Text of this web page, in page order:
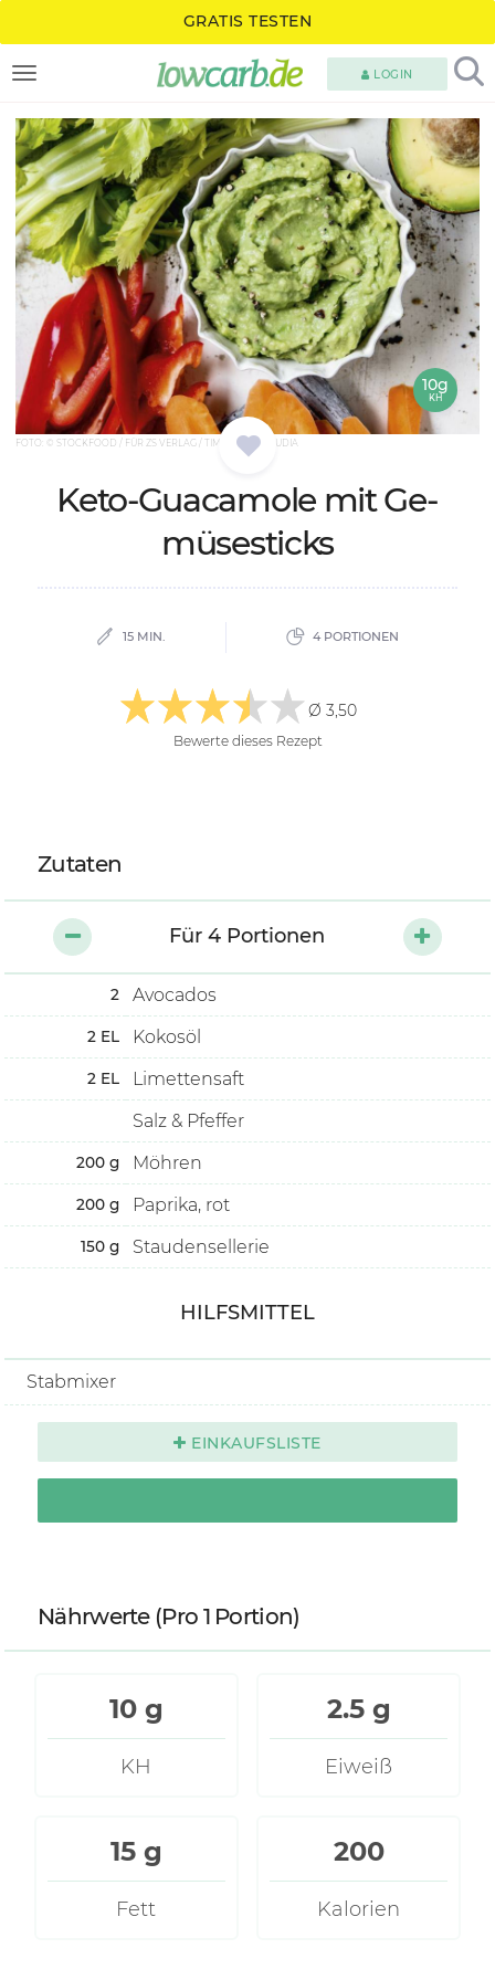
GRATIS TESTEN
TOGGLE NAVIGATION LOGIN
FOTO: © STOCKFOOD / FÜR ZS VERLAG / TIMMANN, CLAUDIA
10g
KH
Keto-Gu­a­ca­mo­le mit Ge­
mü­se­sticks
15 MIN. 4 PORTIONEN
Ø 3,50
Bewerte dieses Rezept
Zutaten
Für4 Portionen
2 Avocados
2 EL Kokosöl
2 EL
Limettensaft
Salz & Pfeffer
200 g Möhren
200 g Paprika, rot
150 g Staudensellerie
HILFSMITTEL
Stabmixer
EINKAUFSLISTE
Nährwerte (Pro 1 Portion)
10 g
KH
2.5 g
Eiweiß
15 g
Fett
200
Kalorien